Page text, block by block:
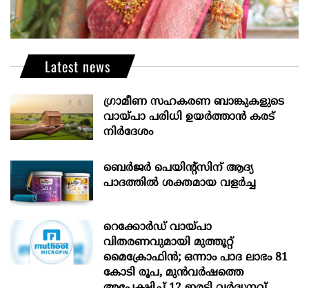
Latest news
ഗ്രാമീണ സഹകരണ ബാങ്കുകളുടെ
വായ്പാ പരിധി ഉയർത്താൻ കരട്
നിർദേശം
ബെർജർ പെയിന്റ്സിന് ആദ്യ
പാദത്തിൽ ശക്തമായ വളർച്ച
റെക്കോർഡ് വായ്പാ
വിതരണവുമായി മുത്തൂറ്റ്
മൈക്രോഫിൻ; ഒന്നാം പാദ ലാഭം 81
കോടി രൂപ, മുൻവർഷത്തെ